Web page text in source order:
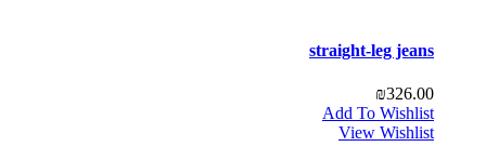
straight-leg jeans
₪326.00
Add To Wishlist
View Wishlist